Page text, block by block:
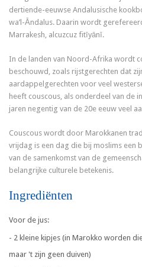
dertiende-eeuwse Andalusische
wa’l-Āndalus. Daarin wordt
Marrakesh, alcuzcuz fitīyānī.
In de landen van Noord-Afrika wordt
beschouwd, zoals rijstgerechten dat
aardappelgerechten voor veel
heeft couscous, als onderdeel van de
jaren negentig van de 20e eeuw veel
Couscous wordt door Marokkanen
vrijdag is een dag die bij moslims een
van de samenkomst van de
belangrijke culturele betekenis.
Ingrediënten
Voor de jus:
- 2 kleine kipjes (in Marokko worden
maar 't zijn geen duiven)